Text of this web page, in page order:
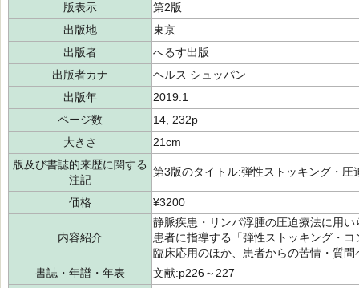
版表示
第2版
出版地
東京
出版者
へるす出版
出版者カナ
ヘルス シュッパン
出版年
2019.1
ページ数
14, 232p
大きさ
21cm
版及び書誌的来歴に関する
注記
第3版のタイトル:弾性ストッキング・圧
価格 ¥3200
内容紹介
静脈疾患・リンパ浮腫の圧迫療法に用
患者に指導する「弾性ストッキング・
臨床応用のほか、患者からの苦情・質
書誌・年譜・年表
文献:p226～227